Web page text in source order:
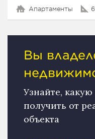
Апартаменты
Вы
Узнайте,
получить от
объекта